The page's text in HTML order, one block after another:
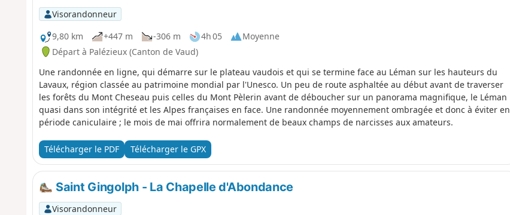
Visorandonneur
9,80 km
+447 m -306 m 4h 05
Moyenne
Départ à Palézieux (Canton de Vaud)
Une randonnée en ligne, qui démarre sur le plateau vaudois et qui se termine face au Léman sur les hauteurs du
Lavaux, région classée au patrimoine mondial par l'Unesco. Un peu de route asphaltée au début avant de traverser
les forêts du Mont Cheseau puis celles du Mont Pèlerin avant de déboucher sur un panorama magnifique, le Léman
quasi dans son intégrité et les Alpes françaises en face. Une randonnée moyennement ombragée et donc à éviter en
période caniculaire ; le mois de mai offrira normalement de beaux champs de narcisses aux amateurs.
Télécharger le PDF Télécharger le GPX
Saint Gingolph - La Chapelle d'Abondance
Visorandonneur